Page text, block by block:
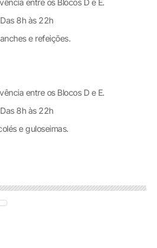
8h às 22h
e refeições.
entre os Blocos D e E.
8h às 22h
e guloseimas.